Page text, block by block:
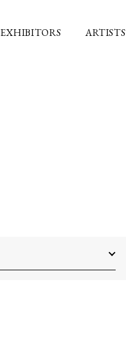
EXHIBITORS ARTISTS